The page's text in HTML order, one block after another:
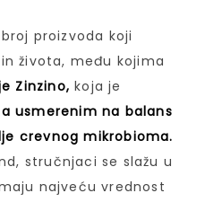
proizvoda koji
života, među kojima
Zinzino, koja je
usmerenim na balans
crevnog mikrobioma.
stručnjaci se slažu u
najveću vrednost